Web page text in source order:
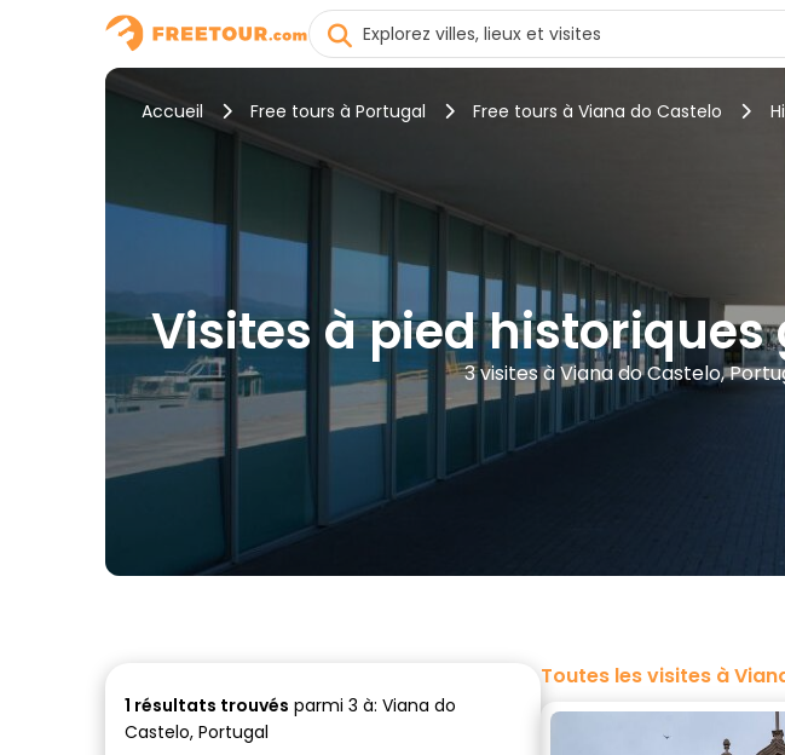
Accueil Free tours à Portugal Free tours à Viana do Castelo
Visites à pied
3 visites à Viana do Castelo,
1 résultats trouvés parmi 3 à: Viana do
Castelo, Portugal
Toutes les visites à